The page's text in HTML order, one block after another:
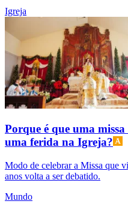
Igreja
Porque é que uma
uma ferida na Igreja?
Modo de celebrar a Missa que
anos volta a ser debatido.
Mundo